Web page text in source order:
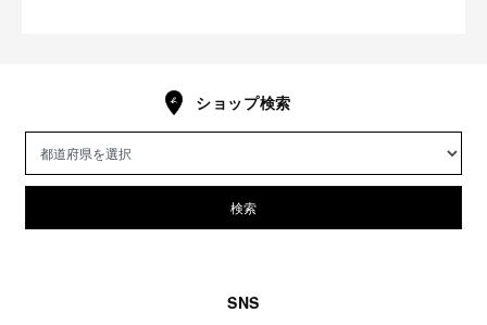
ショップ検索
検索
SNS